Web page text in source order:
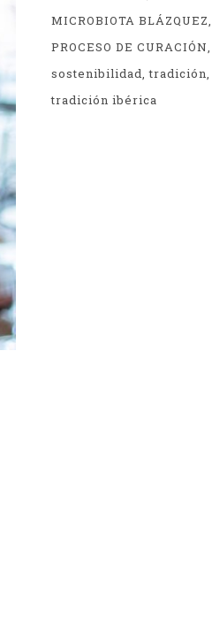
MICROBIOTA BLÁZQUEZ
PROCESO DE CURACIÓN
sostenibilidad tradición
tradición ibérica